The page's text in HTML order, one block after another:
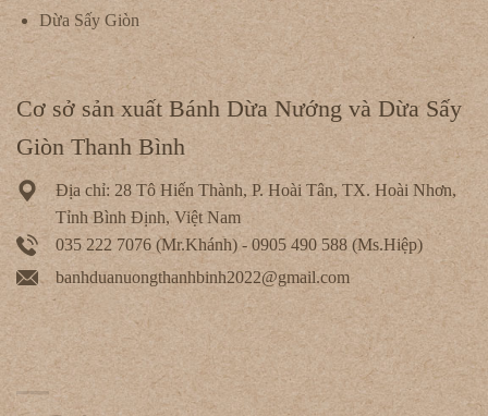
Dừa Sấy Giòn
Cơ sở sản xuất Bánh Dừa Nướng và Dừa Sấy
Giòn Thanh Bình
Địa chỉ: 28 Tô Hiến Thành, P. Hoài Tân, TX. Hoài Nhơn,
Tỉnh Bình Định, Việt Nam
035 222 7076 (Mr.Khánh) - 0905 490 588 (Ms.Hiệp)
banhduanuongthanhbinh2022@gmail.com